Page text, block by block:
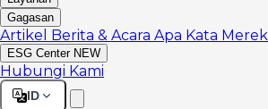
Gagasan
Artikel Berita & Acara Apa Kata
ESG Center NEW
Hubungi Kami
ID